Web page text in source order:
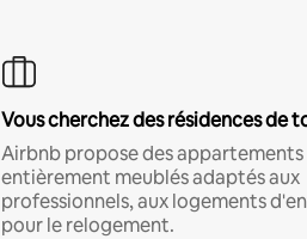
Vous cherchez des résidences de
Airbnb propose des appartements
entièrement meublés adaptés aux
professionnels, aux logements
pour le relogement.